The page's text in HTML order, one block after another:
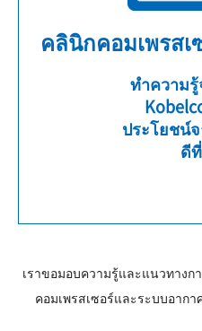
คลินิกคอมเพรสเ
ทำความรู้
ประโยชน์
ดี
เราขอมอบความรู้และแนวทางก
คอมเพรสเซอร์และระบบอาก